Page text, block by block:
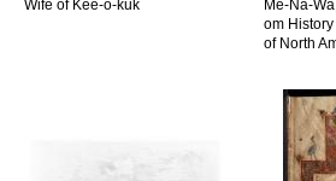
Wife of Kee-o-kuk
Me-Na-
om
of North